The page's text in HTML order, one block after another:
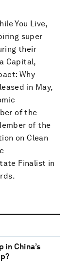
You Live,
super
their
Capital,
Why
in May,
of the
of the
on Clean
Finalist in
in China’s